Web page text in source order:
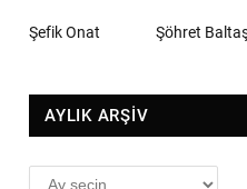
Şefik Onat Şöhret
AYLIK ARŞİV
AYLIK